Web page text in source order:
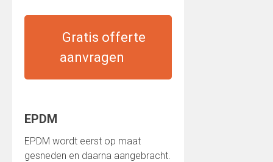
Gratis offerte
aanvragen
EPDM
EPDM wordt eerst op maat
gesneden en daarna aangebracht.